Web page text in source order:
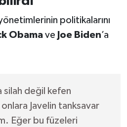
politikalarını
Obamave Joe Biden’a
silah değil kefen
Javelin tanksavar
Eğer bu füzeleri